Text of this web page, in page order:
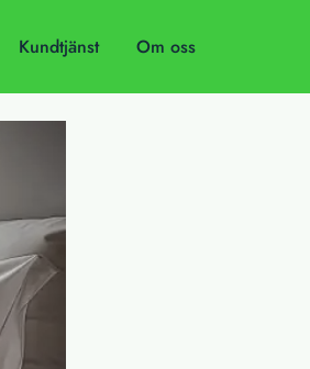
Kundtjänst Om oss